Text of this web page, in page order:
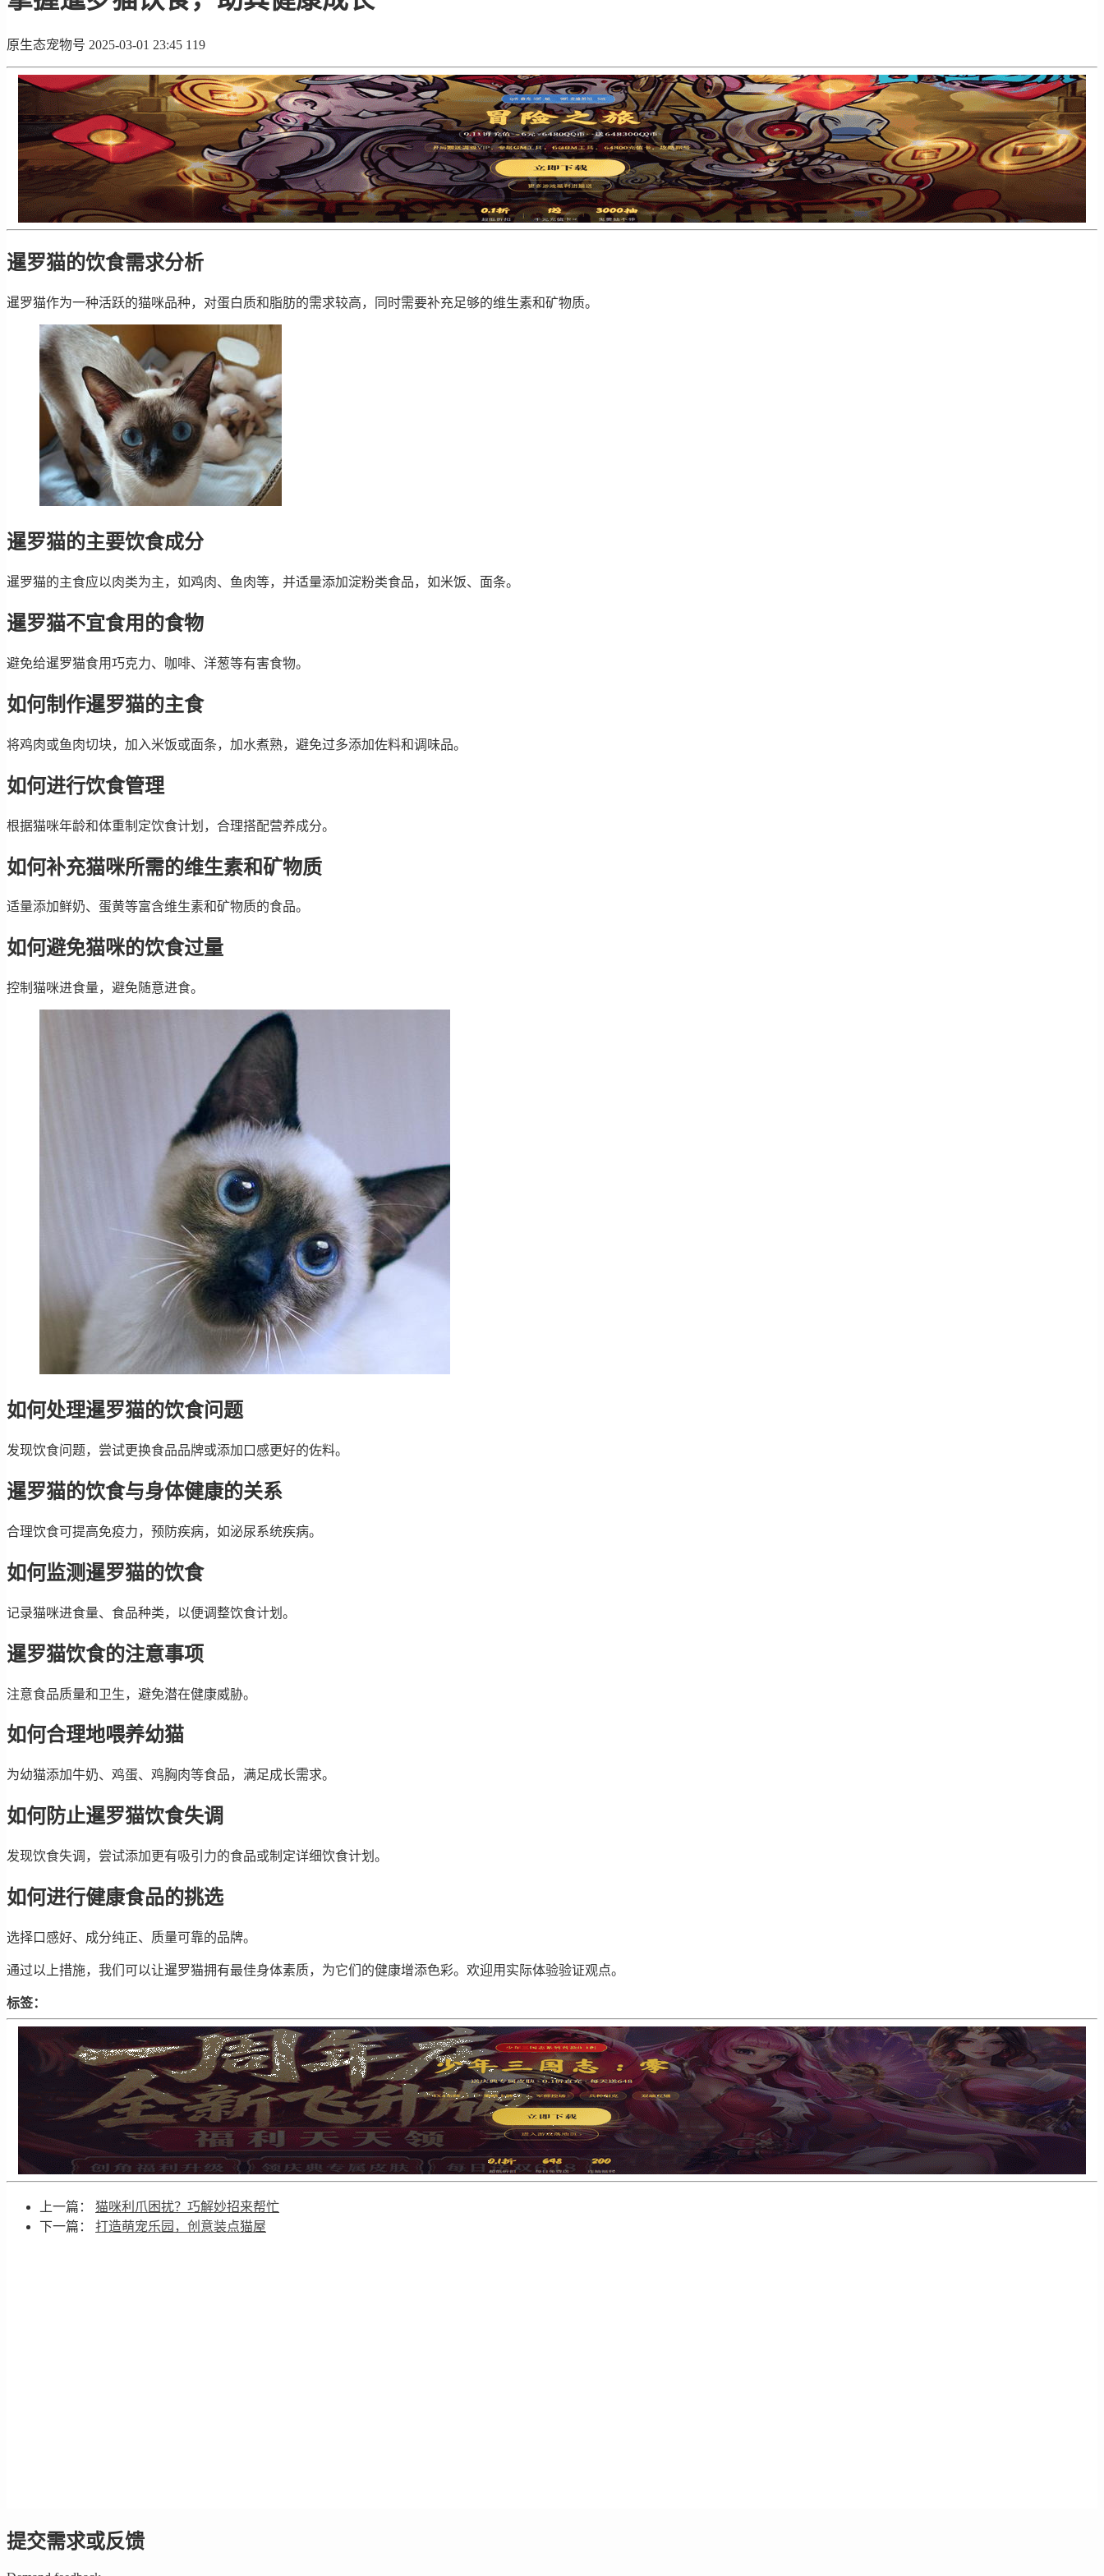
原生态宠物号 2025-03-01 23:45 119
暹罗猫的饮食需求分析
暹罗猫作为一种活跃的猫咪品种，对蛋白质和脂肪的需求较高，同时需要补充足够的维生素和矿物质。
暹罗猫的主要饮食成分
暹罗猫的主食应以肉类为主，如鸡肉、鱼肉等，并适量添加淀粉类食品，如米饭、面条。
暹罗猫不宜食用的食物
避免给暹罗猫食用巧克力、咖啡、洋葱等有害食物。
如何制作暹罗猫的主食
将鸡肉或鱼肉切块，加入米饭或面条，加水煮熟，避免过多添加佐料和调味品。
如何进行饮食管理
根据猫咪年龄和体重制定饮食计划，合理搭配营养成分。
如何补充猫咪所需的维生素和矿物质
适量添加鲜奶、蛋黄等富含维生素和矿物质的食品。
如何避免猫咪的饮食过量
控制猫咪进食量，避免随意进食。
如何处理暹罗猫的饮食问题
发现饮食问题，尝试更换食品品牌或添加口感更好的佐料。
暹罗猫的饮食与身体健康的关系
合理饮食可提高免疫力，预防疾病，如泌尿系统疾病。
如何监测暹罗猫的饮食
记录猫咪进食量、食品种类，以便调整饮食计划。
暹罗猫饮食的注意事项
注意食品质量和卫生，避免潜在健康威胁。
如何合理地喂养幼猫
为幼猫添加牛奶、鸡蛋、鸡胸肉等食品，满足成长需求。
如何防止暹罗猫饮食失调
发现饮食失调，尝试添加更有吸引力的食品或制定详细饮食计划。
如何进行健康食品的挑选
选择口感好、成分纯正、质量可靠的品牌。
通过以上措施，我们可以让暹罗猫拥有最佳身体素质，为它们的健康增添色彩。欢迎用实际体验验证观点。
标签：
上一篇： 猫咪利爪困扰？巧解妙招来帮忙
下一篇： 打造萌宠乐园，创意装点猫屋
提交需求或反馈